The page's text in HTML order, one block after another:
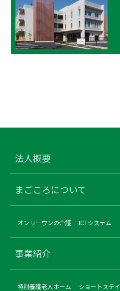
法人概要
まごころについて
オンリーワンの介護 ICTシステム
事業紹介
特別養護老人ホーム ショートステイ